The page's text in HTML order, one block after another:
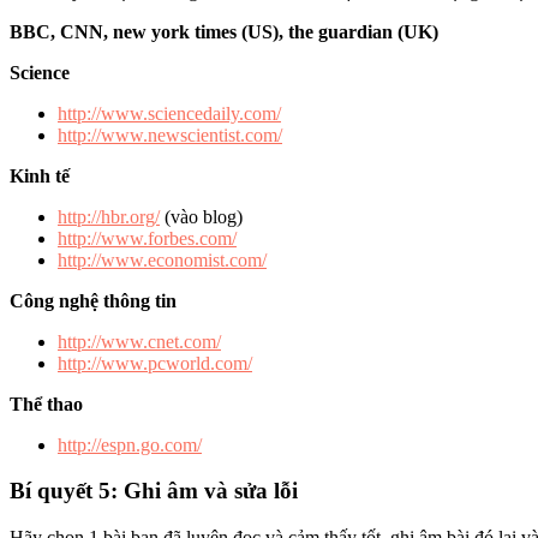
BBC, CNN, new york times (US), the guardian (UK)
Science
http://www.sciencedaily.com/
http://www.newscientist.com/
Kinh tế
http://hbr.org/(vào blog)
http://www.forbes.com/
http://www.economist.com/
Công nghệ thông tin
http://www.cnet.com/
http://www.pcworld.com/
Thể thao
http://espn.go.com/
Bí quyết 5: Ghi âm và sửa lỗi